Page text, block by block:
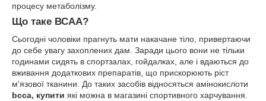
процесу метаболізму.
Що таке ВСАА?
Сьогодні чоловіки прагнуть мати накачане тіло, привертаючи
до себе увагу захоплених дам. Заради цього вони не тільки
годинами сидять в спортзалах, гойдалках, але і вдаються до
вживання додаткових препаратів, що прискорюють ріст
м'язової тканини. До таких засобів відносяться амінокислоти
bcca, купити які можна в магазині спортивного харчування.